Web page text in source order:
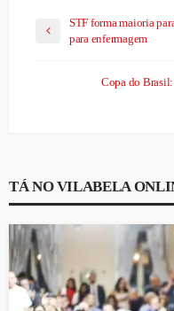
STF forma maioria
para enfermagem
Copa do
TÁ NO VILABELA